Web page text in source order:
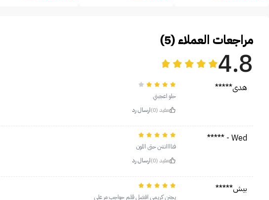
مراجعات العملاء (5)
4.8
هدى*****
حلو اعجبني
مفيد (0)
ارسال رد
Wed - *****
فناااانننن حتى اللون
مفيد (0)
ارسال رد
بيش*****
يجنن كريمي افضل قلم حواجب مر علي